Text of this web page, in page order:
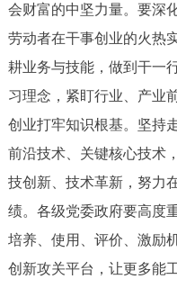
会财富的中坚力量。要深
劳动者在干事创业的火热
耕业务与技能，做到干一
习理念，紧盯行业、产业
创业打牢知识根基。坚持
前沿技术、关键核心技术
技创新、技术革新，努力
绩。各级党委政府要高度
培养、使用、评价、激励
创新攻关平台，让更多能